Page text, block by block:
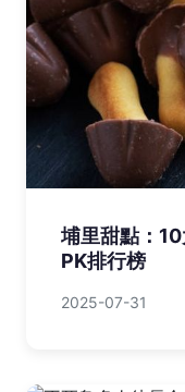
埔里甜點：
PK排行榜
2025-07-31